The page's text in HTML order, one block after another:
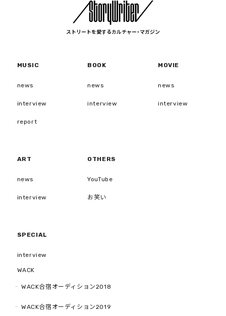
ストリートを愛するカルチャー・マガジン
MUSIC
news
interview
report
BOOK
news
interview
MOVIE
news
interview
ART
news
interview
OTHERS
YouTube
お笑い
SPECIAL
interview
WACK
WACK合宿オーディション2018
WACK合宿オーディション2019